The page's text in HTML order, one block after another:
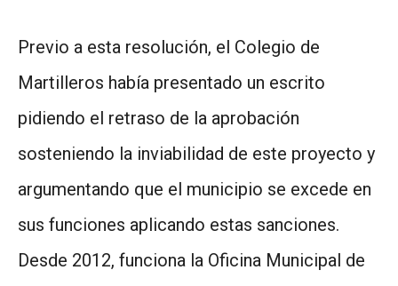
Previo a esta resolución, el Colegio de
Martilleros había presentado un escrito
pidiendo el retraso de la aprobación
sosteniendo la inviabilidad de este proyecto y
argumentando que el municipio se excede en
sus funciones aplicando estas sanciones.
Desde 2012, funciona la Oficina Municipal de